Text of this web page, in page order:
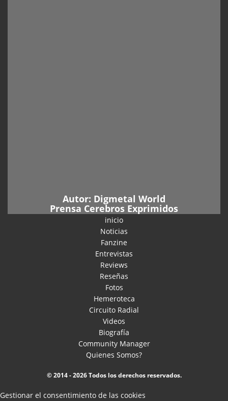
Autor: Digmetal World
Prensa Cerebros Exprimidos
inicio
Noticias
Fanzine
Entrevistas
Reviews
Reseñas
Fotos
Hemeroteca
Circuito Radial
Videos
Biografía
Community Manager
Quienes Somos?
© 2014 - 2026 Todos los derechos reservados.
Gestionar el consentimiento de las cookies